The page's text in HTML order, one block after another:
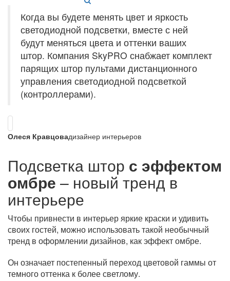
Когда вы будете менять цвет и яркость
светодиодной подсветки, вместе с ней
будут меняться цвета и оттенки ваших
штор. Компания SkyPRO снабжает комплект
парящих штор пультами дистанционного
управления светодиодной подсветкой
(контроллерами).
Олеся Кравцовадизайнер интерьеров
Подсветка штор с эффектом
омбре – новый тренд в
интерьере
Чтобы привнести в интерьер яркие краски и удивить
своих гостей, можно использовать такой необычный
тренд в оформлении дизайнов, как эффект омбре.
Он означает постепенный переход цветовой гаммы от
темного оттенка к более светлому.